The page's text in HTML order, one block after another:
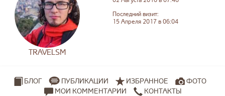
TRAVELSM
Последний визит:
15 Апреля 2017 в 06:04
БЛОГ ПУБЛИКАЦИИ ИЗБРАННОЕ
ФОТО
МОИ КОММЕНТАРИИ
КОНТАКТЫ